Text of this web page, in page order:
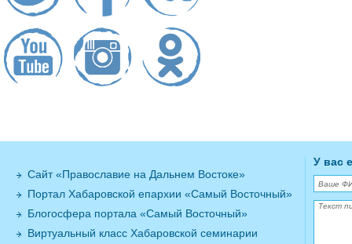
Сайт «Православие на Дальнем Востоке»
Портал Хабаровской епархии «Самый Восточный»
Блогосфера портала «Самый Восточный»
Виртуальный класс Хабаровской семинарии
У вас